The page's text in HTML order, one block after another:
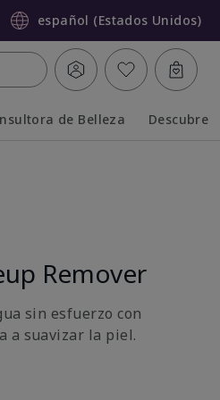
español (Estados Unidos)
de Belleza Descubre
Remover
sin esfuerzo con
a suavizar la piel.